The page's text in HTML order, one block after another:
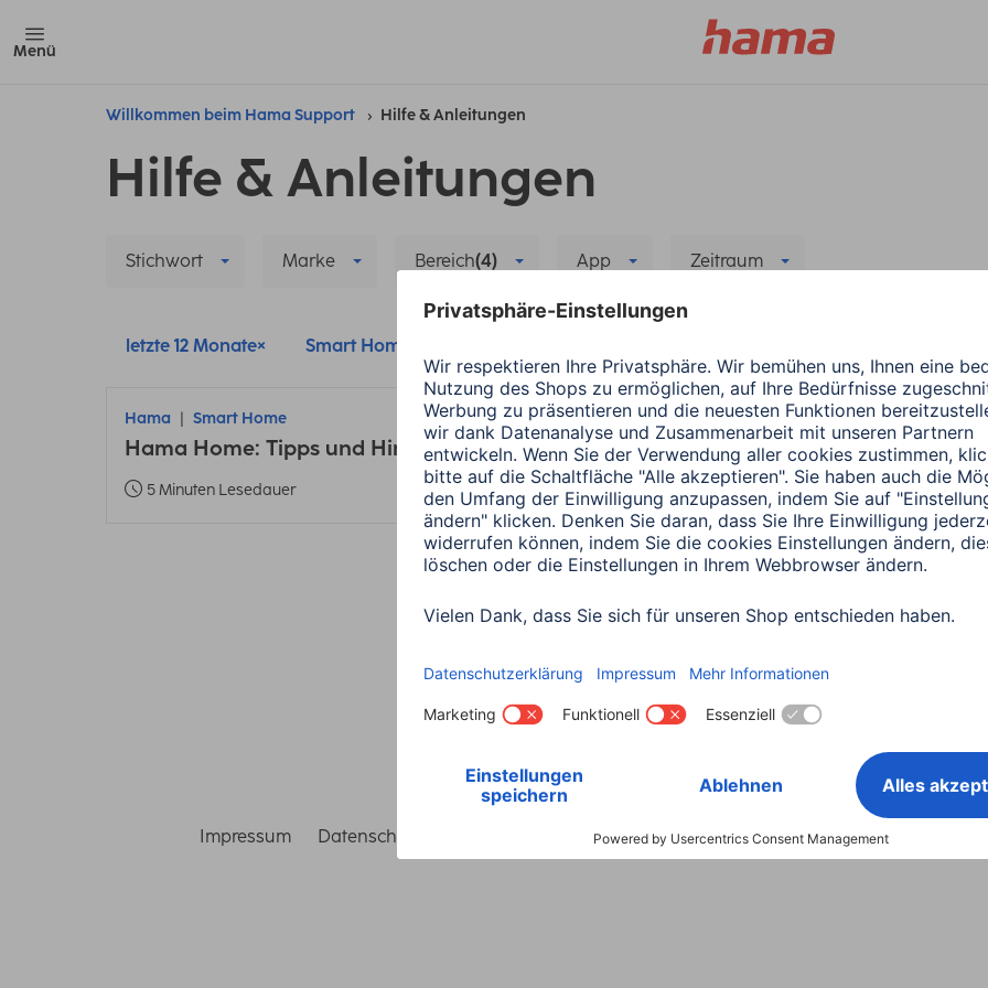
Menü
Willkommen beim Hama Support Hilfe & Anleitungen
Hilfe & Anleitungen
Stichwort Marke Bereich(4) App Zeitraum
letzte 12 Monate Smart Home
Hama Smart Home
Hama Home: Tipps und Hinweise zur neuen App
5 Minuten Lesedauer
Land wählen
Impressum Datenschutz Garantiebestimmungen Konformitätserklärungen